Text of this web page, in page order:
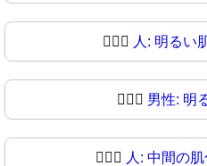
👱🏻‍♂️ 人: 明るい
👱🏻‍♂ 男性: 明
👱🏼‍♂️ 人: 中間の